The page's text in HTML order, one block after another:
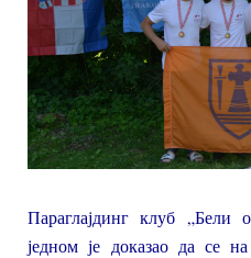
Параглајдинг клуб „Бели
једном је доказао да се